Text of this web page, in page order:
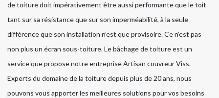
de toiture doit impérativement être aussi performante que le toit
tant sur sa résistance que sur son imperméabilité, à la seule
différence que son installation n’est que provisoire. Ce n’est pas
non plus un écran sous-toiture. Le bâchage de toiture est un
service que propose notre entreprise Artisan couvreur Viss.
Experts du domaine de la toiture depuis plus de 20 ans, nous
pouvons vous apporter les meilleures solutions pour vos besoins